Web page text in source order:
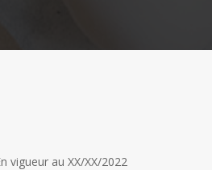
vigueur au XX/XX/2022